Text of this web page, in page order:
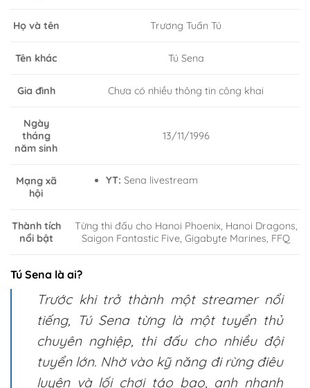
Họ và tên Trương Tuấn Tú
Tên khác Tú Sena
Gia đình Chưa có nhiều thông tin công khai
Ngày
tháng
năm sinh
13/11/1996
Mạng xã
hội
YT: Sena livestream
Thành tích
nổi bật
Từng thi đấu cho Hanoi Phoenix, Hanoi Dragons,
Saigon Fantastic Five, Gigabyte Marines, FFQ
Tú Sena là ai?
Trước khi trở thành một streamer nổi
tiếng, Tú Sena từng là một tuyển thủ
chuyên nghiệp, thi đấu cho nhiều đội
tuyển lớn. Nhờ vào kỹ năng đi rừng điêu
luyện và lối chơi táo bạo, anh nhanh